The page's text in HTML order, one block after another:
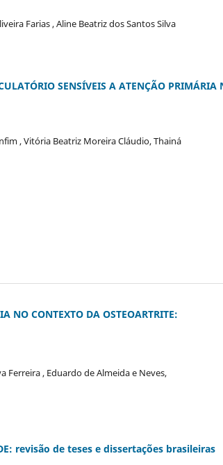
Farias , Aline Beatriz dos Santos Silva
SENSÍVEIS A ATENÇÃO PRIMÁRIA
, Vitória Beatriz Moreira Cláudio, Thainá
NO CONTEXTO DA OSTEOARTRITE:
Ferreira , Eduardo de Almeida e Neves,
revisão de teses e dissertações brasileiras